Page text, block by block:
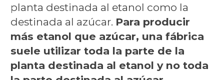
planta destinada al etanol como la
destinada al azúcar. Para producir
más etanol que azúcar, una fábrica
suele utilizar toda la parte de la
planta destinada al etanol y no toda